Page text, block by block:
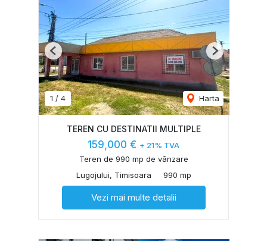
1 / 4 Harta
Previous Next
TEREN CU DESTINATII MULTIPLE
159,000 € + 21% TVA
Teren de 990 mp de vânzare
Lugojului, Timisoara
990 mp
Vezi mai multe detalii